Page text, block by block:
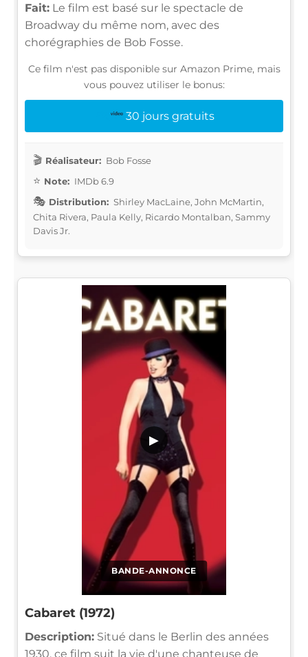
Fait: Le film est basé sur le spectacle de
Broadway du même nom, avec des
chorégraphies de Bob Fosse.
Ce film n'est pas disponible sur Amazon Prime, mais
vous pouvez utiliser le bonus:
30 jours gratuits
Réalisateur: Bob Fosse
Note: IMDb 6.9
Distribution: Shirley MacLaine, John McMartin,
Chita Rivera, Paula Kelly, Ricardo Montalban, Sammy
Davis Jr.
BANDE-ANNONCE
▶
Cabaret (1972)
Description: Situé dans le Berlin des années
1930, ce film suit la vie d'une chanteuse de